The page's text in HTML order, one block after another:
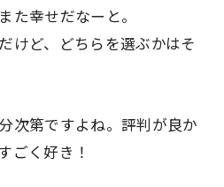
た幸せだなーと。
けど、どちらを選ぶかはそ
次第ですよね。評判が良か
ごく好き！